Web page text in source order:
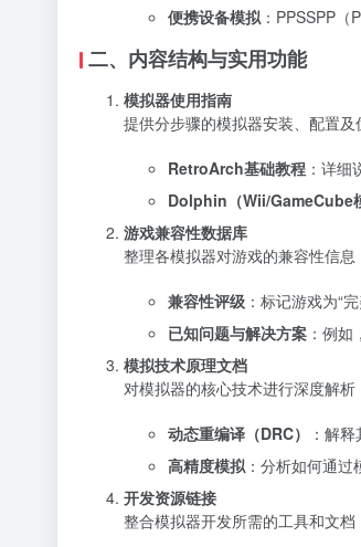
便携设备模拟 ：PPSSPP
二、内容结构与实用功能
模拟器使用指南
提供分步骤的模拟器安装、配置
RetroArch基础教程 ：详
Dolphin（Wii/GameCube
游戏兼容性数据库
整理各模拟器对游戏的兼容性信息
兼容性评级 ：标记游戏为“
已知问题与解决方案 ：例
模拟技术原理文档
对模拟器的核心技术进行深度解析
动态重编译（DRC）
：解
高精度模拟 ：分析如何通
开发资源链接
整合模拟器开发所需的工具和文档